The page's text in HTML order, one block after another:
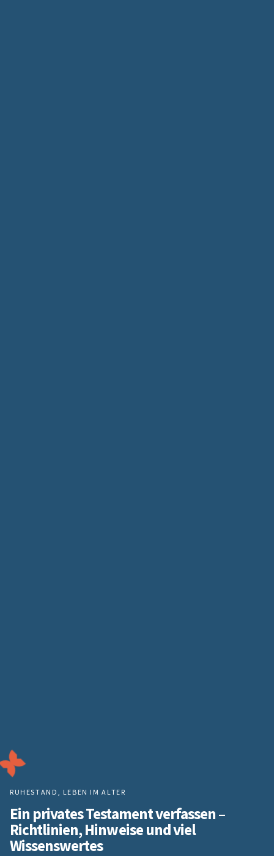
RUHESTAND LEBEN IM ALTER
Ein privates Testament verfassen –
Richtlinien, Hinweise und viel
Wissenswertes